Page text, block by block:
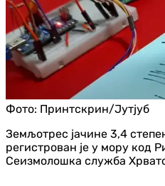
Фото: Принтскрин/Јутјуб
Земљотрес јачине 3,4
регистрован је у мору код
Сеизмолошка служба